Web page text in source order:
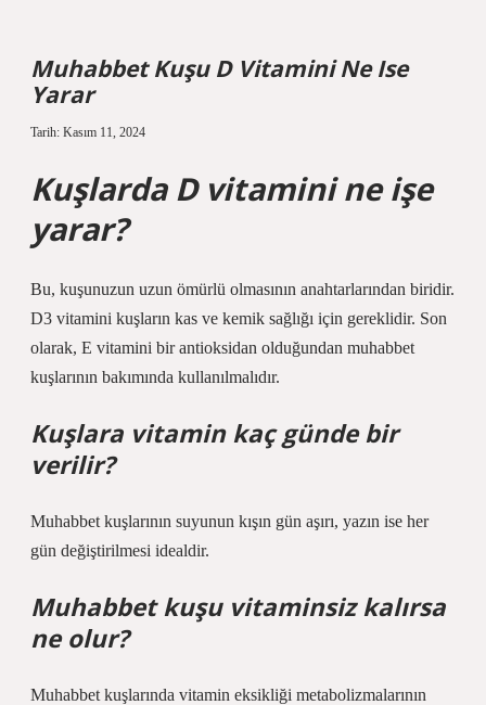
Muhabbet Kuşu D Vitamini Ne Ise
Yarar
Tarih: Kasım 11, 2024
Kuşlarda D vitamini ne işe
yarar?
Bu, kuşunuzun uzun ömürlü olmasının anahtarlarından biridir.
D3 vitamini kuşların kas ve kemik sağlığı için gereklidir. Son
olarak, E vitamini bir antioksidan olduğundan muhabbet
kuşlarının bakımında kullanılmalıdır.
Kuşlara vitamin kaç günde bir
verilir?
Muhabbet kuşlarının suyunun kışın gün aşırı, yazın ise her
gün değiştirilmesi idealdir.
Muhabbet kuşu vitaminsiz kalırsa
ne olur?
Muhabbet kuşlarında vitamin eksikliği metabolizmalarının